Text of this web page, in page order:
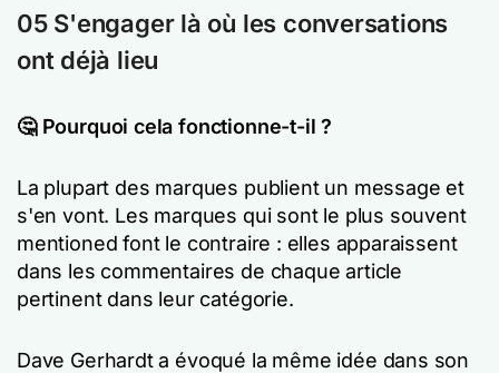
05 S'engager là où les conversations
ont déjà lieu
🤔 Pourquoi cela fonctionne-t-il ?
La plupart des marques publient un message et
s'en vont. Les marques qui sont le plus souvent
mentioned font le contraire : elles apparaissent
dans les commentaires de chaque article
pertinent dans leur catégorie.
Dave Gerhardt a évoqué la même idée dans son